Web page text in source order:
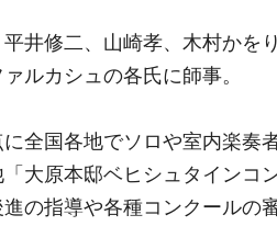
井修二、山崎孝、木村かを
ルカシュの各氏に師事。
全国各地でソロや室内楽奏
大原本邸ベヒシュタインコ
の指導や各種コンクールの